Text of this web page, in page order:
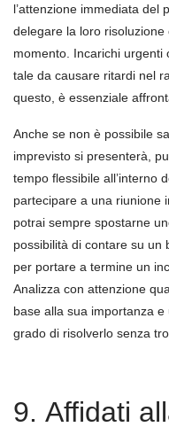
l’attenzione immediata del
delegare la loro
momento. Incarichi urgenti
tale da causare ritardi nel
questo, è essenziale
Anche se non è possibile
imprevisto si presenterà,
tempo flessibile all’interno
partecipare a una riunione
potrai sempre spostarne
possibilità di contare su un
per portare a termine un
Analizza con attenzione
base alla sua importanza
grado di risolverlo senza
9. Affidati